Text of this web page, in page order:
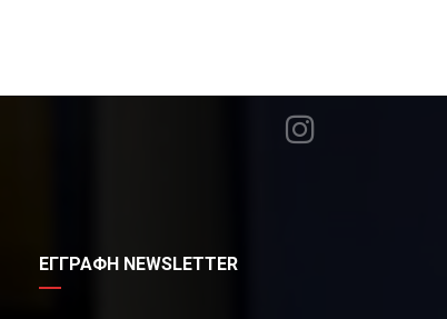
ΕΓΓΡΑΦΗ NEWSLETTER